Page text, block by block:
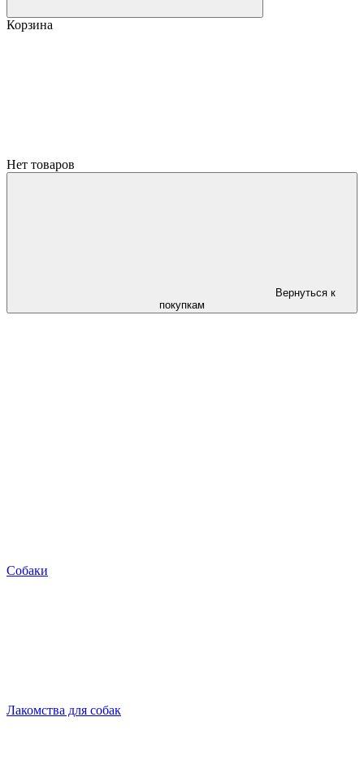
Корзина
Нет товаров
Вернуться к
покупкам
Собаки
Лакомства для собак